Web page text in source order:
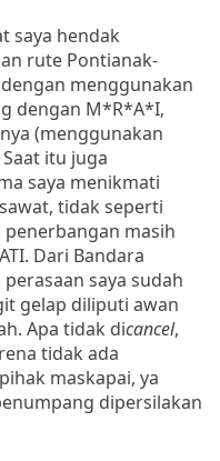
saya hendak
rute Pontianak-
menggunakan
dengan M*R*A*I,
(menggunakan
itu juga
saya menikmati
tidak seperti
penerbangan masih
Dari Bandara
saya sudah
gelap diliputi awan
Apa tidak dicancel,
tidak ada
maskapai, ya
dipersilakan